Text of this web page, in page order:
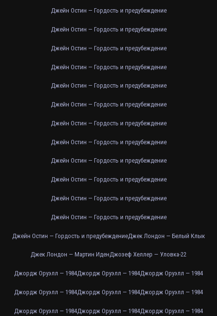
Джейн Остин — Гордость и предубеждение
Джейн Остин — Гордость и предубеждение
Джейн Остин — Гордость и предубеждение
Джейн Остин — Гордость и предубеждение
Джейн Остин — Гордость и предубеждение
Джейн Остин — Гордость и предубеждение
Джейн Остин — Гордость и предубеждение
Джейн Остин — Гордость и предубеждение
Джейн Остин — Гордость и предубеждение
Джейн Остин — Гордость и предубеждение
Джейн Остин — Гордость и предубеждение
Джейн Остин — Гордость и предубеждение
Джейн Остин — Гордость и предубеждениеДжек Лондон — Белый Клык
Джек Лондон — Мартин ИденДжозеф Хеллер — Уловка-22
Джордж Оруэлл — 1984Джордж Оруэлл — 1984Джордж Оруэлл — 1984
Джордж Оруэлл — 1984Джордж Оруэлл — 1984Джордж Оруэлл — 1984
Джордж Оруэлл — 1984Джордж Оруэлл — 1984Джордж Оруэлл — 1984